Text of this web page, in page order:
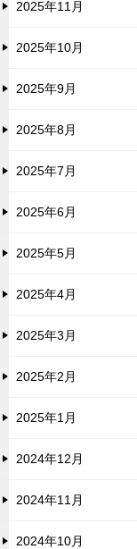
2025年11月
2025年10月
2025年9月
2025年8月
2025年7月
2025年6月
2025年5月
2025年4月
2025年3月
2025年2月
2025年1月
2024年12月
2024年11月
2024年10月